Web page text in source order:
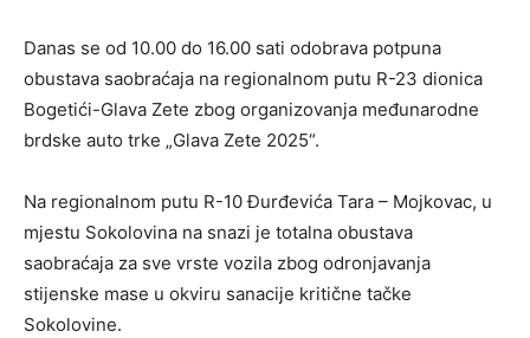
Danas se od 10.00 do 16.00 sati odobrava potpuna
obustava saobraćaja na regionalnom putu R-23 dionica
Bogetići-Glava Zete zbog organizovanja međunarodne
brdske auto trke „Glava Zete 2025“.
Na regionalnom putu R-10 Đurđevića Tara – Mojkovac, u
mjestu Sokolovina na snazi je totalna obustava
saobraćaja za sve vrste vozila zbog odronjavanja
stijenske mase u okviru sanacije kritične tačke
Sokolovine.